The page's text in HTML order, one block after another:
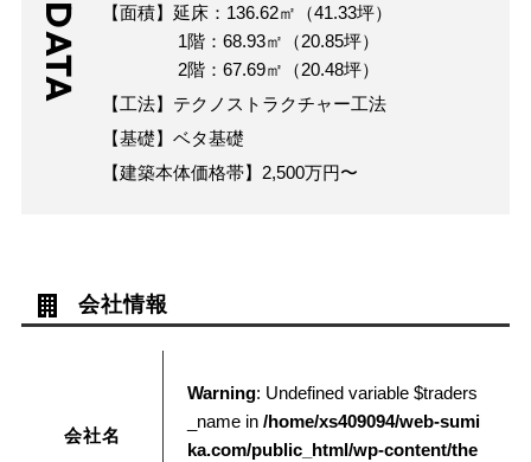
DATA
【面積】延床：136.62㎡（41.33坪）
1階：68.93㎡（20.85坪）
2階：67.69㎡（20.48坪）
【工法】テクノストラクチャー工法
【基礎】ベタ基礎
【建築本体価格帯】2,500万円〜
会社情報
会社名
Warning: Undefined variable $traders
_name in /home/xs409094/web-sumi
ka.com/public_html/wp-content/the